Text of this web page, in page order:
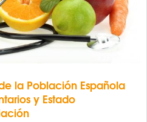
la Población Española
y Estado